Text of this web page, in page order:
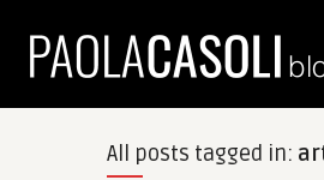
All posts tagged in: